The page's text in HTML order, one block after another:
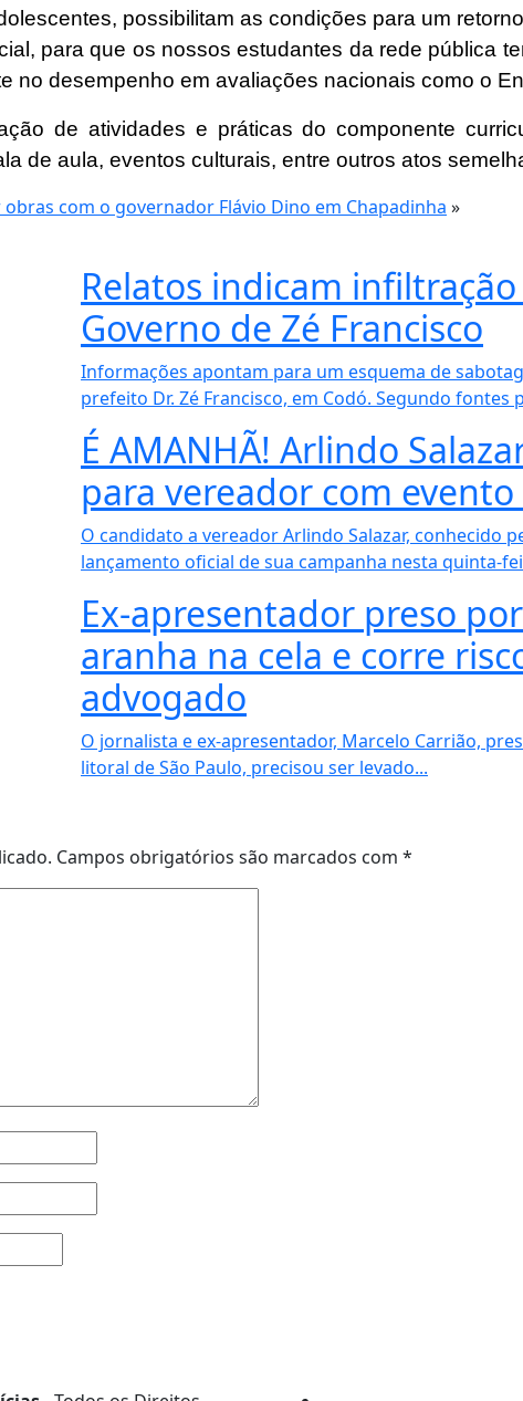
possibilitam as condições para um
para que os nossos estudantes da rede pública
no desempenho em avaliações nacionais como o
de atividades e práticas do componente
de aula, eventos culturais, entre outros atos
com o governador Flávio Dino em Chapadinha »
Relatos indicam
Governo de Zé Francisco
Informações apontam para um esquema de
prefeito Dr. Zé Francisco, em Codó. Segundo fontes
É AMANHÃ! Arlindo
para vereador com
O candidato a vereador Arlindo Salazar, conhecido
lançamento oficial de sua campanha nesta quinta-
Ex-apresentador preso
aranha na cela e corre
advogado
O jornalista e ex-apresentador, Marcelo Carrião,
litoral de São Paulo, precisou ser levado...
Campos obrigatórios são marcados com *